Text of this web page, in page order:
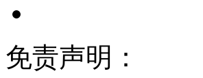
免责声明：